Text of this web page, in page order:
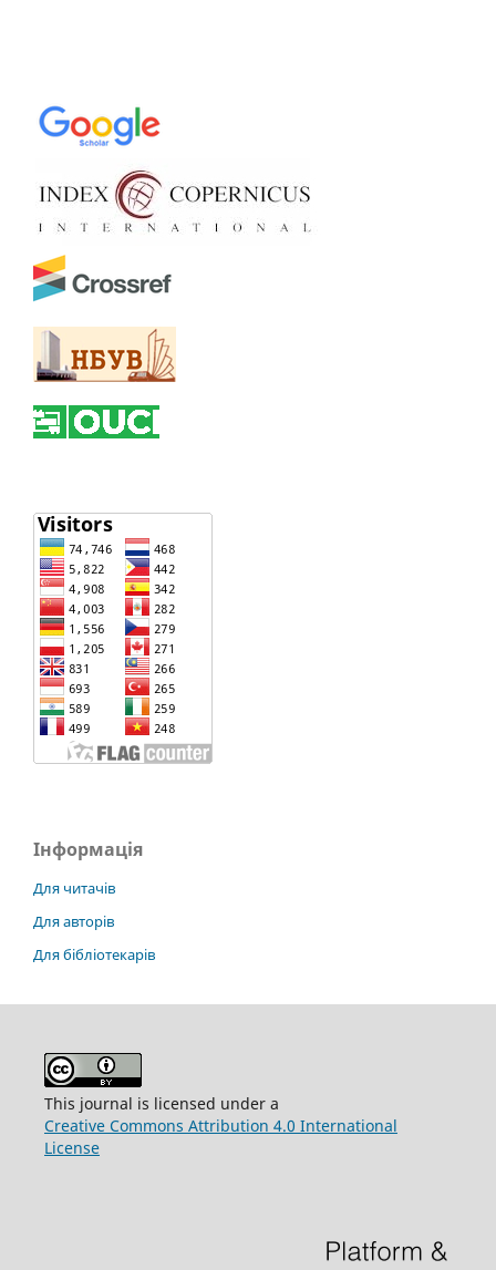
Інформація
Для читачів
Для авторів
Для бібліотекарів
This journal is licensed under a
Creative Commons Attribution 4.0 International
License